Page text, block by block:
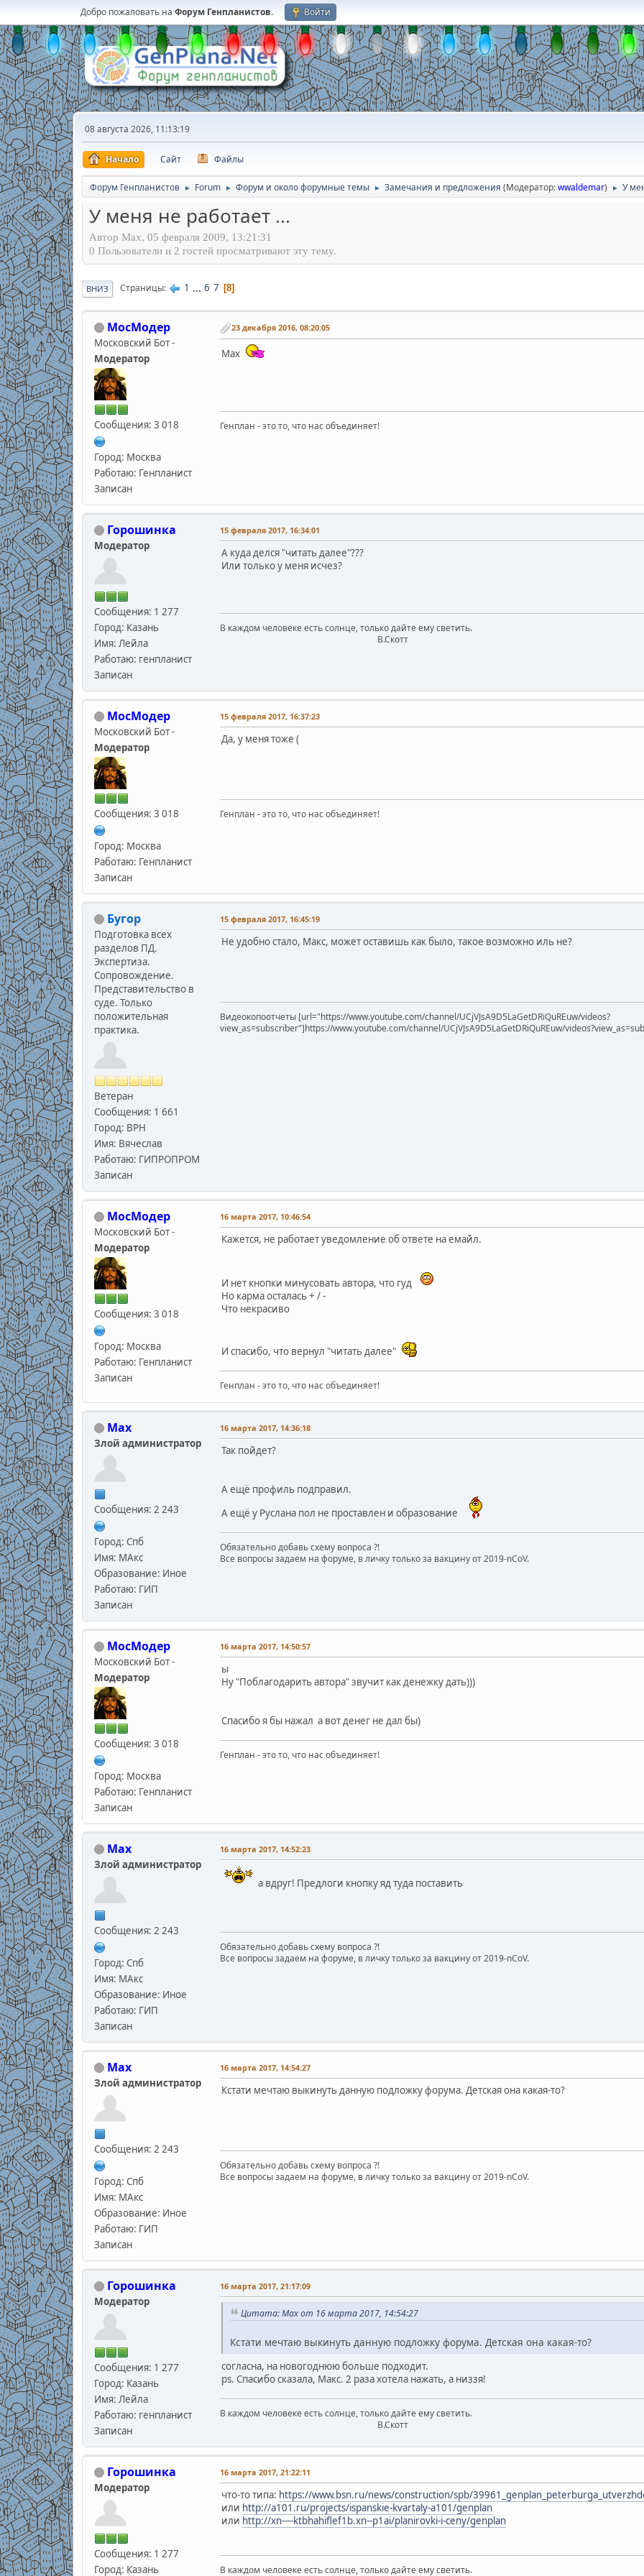
Добро пожаловать на Форум Генпланистов. Войти
08 августа 2026, 11:13:19
Начало Сайт Файлы
Форум Генпланистов ► Forum ► Форум и около форумные темы ► Замечания и предложения (Модератор:wwaldemar) ► У
У меня не работает ...
Автор Max, 05 февраля 2009, 13:21:31
0 Пользователи и 2 гостей просматривают эту тему.
ВНИЗ Страницы 1 ... 6 7 8
МосМодер
Московский Бот -
Модератор
Сообщения: 3 018
Город: Москва
Работаю: Генпланист
Записан
23 декабря 2016, 08:20:05
Мах
Генплан - это то, что нас объединяет!
Горошинка
Модератор
Сообщения: 1 277
Город: Казань
Имя: Лейла
Работаю: генпланист
Записан
15 февраля 2017, 16:34:01
А куда делся "читать далее"???
Или только у меня исчез?
В каждом человеке есть солнце, только дайте ему светить.
В.Скотт
МосМодер
Московский Бот -
Модератор
Сообщения: 3 018
Город: Москва
Работаю: Генпланист
Записан
15 февраля 2017, 16:37:23
Да, у меня тоже (
Генплан - это то, что нас объединяет!
Бугор
Подготовка всех
разделов ПД.
Экспертиза.
Сопровождение.
Представительство в
суде. Только
положительная
практика.
Ветеран
Сообщения: 1 661
Город: ВРН
Имя: Вячеслав
Работаю: ГИПРОПРОМ
Записан
15 февраля 2017, 16:45:19
Не удобно стало, Макс, может оставишь как было, такое возможно иль не?
Видеокопоотчеты [url="https://www.youtube.com/channel/UCjVJsA9D5LaGetDRiQuREuw/videos?
view_as=subscriber"]https://www.youtube.com/channel/UCjVJsA9D5LaGetDRiQuREuw/
МосМодер
Московский Бот -
Модератор
Сообщения: 3 018
Город: Москва
Работаю: Генпланист
Записан
16 марта 2017, 10:46:54
Кажется, не работает уведомление об ответе на емайл.
И нет кнопки минусовать автора, что гуд
Но карма осталась + / -
Что некрасиво
И спасибо, что вернул "читать далее"
Генплан - это то, что нас объединяет!
Max
Злой администратор
Сообщения: 2 243
Город: Спб
Имя: МАкс
Образование: Иное
Работаю: ГИП
Записан
16 марта 2017, 14:36:18
Так пойдет?
А ещё профиль подправил.
А ещё у Руслана пол не проставлен и образование
Обязательно добавь схему вопроса ?!
Все вопросы задаем на форуме, в личку только за вакцину от 2019-nCoV.
МосМодер
Московский Бот -
Модератор
Сообщения: 3 018
Город: Москва
Работаю: Генпланист
Записан
16 марта 2017, 14:50:57
ы
Ну "Поблагодарить автора" звучит как денежку дать)))
Спасибо я бы нажал а вот денег не дал бы)
Генплан - это то, что нас объединяет!
Max
Злой администратор
Сообщения: 2 243
Город: Спб
Имя: МАкс
Образование: Иное
Работаю: ГИП
Записан
16 марта 2017, 14:52:23
а вдруг! Предлоги кнопку яд туда поставить
Обязательно добавь схему вопроса ?!
Все вопросы задаем на форуме, в личку только за вакцину от 2019-nCoV.
Max
Злой администратор
Сообщения: 2 243
Город: Спб
Имя: МАкс
Образование: Иное
Работаю: ГИП
Записан
16 марта 2017, 14:54:27
Кстати мечтаю выкинуть данную подложку форума. Детская она какая-то?
Обязательно добавь схему вопроса ?!
Все вопросы задаем на форуме, в личку только за вакцину от 2019-nCoV.
Горошинка
Модератор
Сообщения: 1 277
Город: Казань
Имя: Лейла
Работаю: генпланист
Записан
16 марта 2017, 21:17:09
Цитата: Max от 16 марта 2017, 14:54:27
Кстати мечтаю выкинуть данную подложку форума. Детская она какая-то?
согласна, на новогоднюю больше подходит.
ps. Спасибо сказала, Макс. 2 раза хотела нажать, а низзя!
В каждом человеке есть солнце, только дайте ему светить.
В.Скотт
Горошинка
Модератор
Сообщения: 1 277
Город: Казань
16 марта 2017, 21:22:11
что-то типа: https://www.bsn.ru/news/construction/spb/
или http://a101.ru/projects/ispanskie-kvartaly-a101/genplan
или http://xn----ktbhahiflef1b.xn--p1ai/planirovki-i-ceny/genplan
В каждом человеке есть солнце, только дайте ему светить.